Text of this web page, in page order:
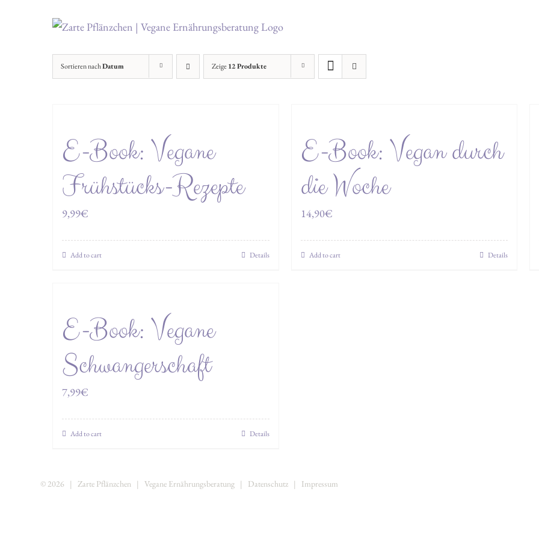
Sortieren nachDatum Zeige12 Produkte
E-Book: Vegane
Frühstücks-Rezepte
9,99€
Add to cart Details
E-Book: Vegan durch
die Woche
14,90€
Add to cart Details
E-Book: Vegane
Schwangerschaft
7,99€
Add to cart Details
© 2026 | Zarte Pflänzchen | Vegane Ernährungsberatung | Datenschutz | Impressum